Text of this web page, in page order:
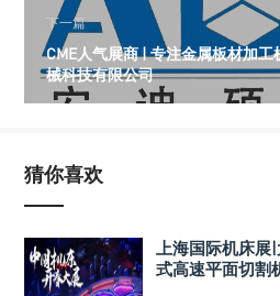
下一篇
CME人气展商 | 专注金属板材加
械科技有限公司
猜你喜欢
上海国际机床
式高速平面切割